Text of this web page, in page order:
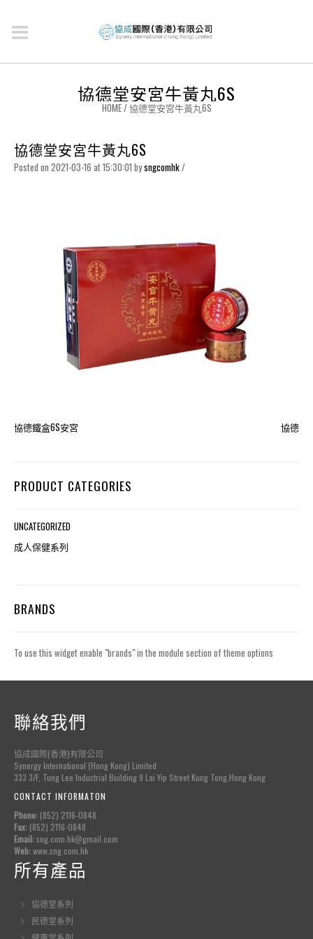
協德堂安宮牛黃丸6S
HOME/協德堂安宮牛黃丸6S
協德堂安宮牛黃丸6S
Posted on 2021-03-16 at 15:30:01 bysngcomhk/
協德鐵盒6S安宮 協德
PRODUCT CATEGORIES
UNCATEGORIZED
成人保健系列
BRANDS
To use this widget enable "brands" in the module section of theme options
聯絡我們
協成國際(香港)有限公司
Synergy International (Hong Kong) Limited
333 3/F, Tung Lee Industrial Building 9 Lai Yip Street Kung Tong,Hong Kong
CONTACT INFORMATON
Phone: (852) 2116-0848
Fax: (852) 2116-0848
Email:sng.com.hk@gmail.com
Web:www.sng.com.hk
所有產品
協德堂系列
民德堂系列